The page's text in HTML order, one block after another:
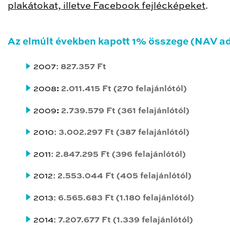
plakátokat, illetve Facebook fejlécképeket.
Az elmúlt években kapott 1% összege (NAV
2007: 827.357 Ft
2008: 2.011.415 Ft (270 felajánlótól)
2009: 2.739.579 Ft (361 felajánlótól)
2010: 3.002.297 Ft (387 felajánlótól)
2011: 2.847.295 Ft (396 felajánlótól)
2012: 2.553.044 Ft (405 felajánlótól)
2013: 6.565.683 Ft (1.180 felajánlótól)
2014: 7.207.677 Ft (1.339 felajánlótól)